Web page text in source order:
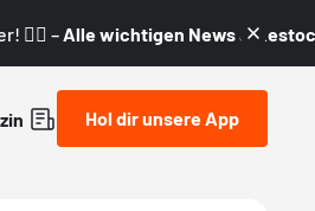
👇🏼 – Alle wichtigen News &
Hol dir unsere App